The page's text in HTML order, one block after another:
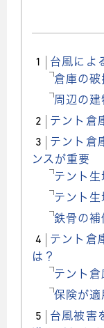
1
台風によ
倉庫の
周辺の建
2
テント倉
3
テント倉
ンスが重要
テント
テント
鉄骨の補
4
テント倉
は？
テント
保険が適
5
台風被害